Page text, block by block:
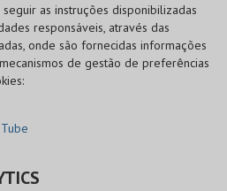
as instruções disponibilizadas
responsáveis, através das
onde são fornecidas informações
de gestão de preferências